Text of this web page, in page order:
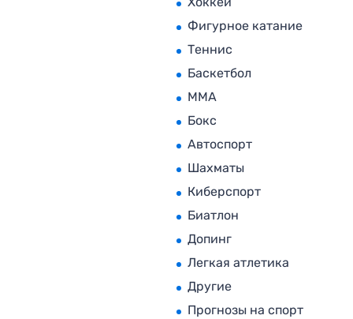
Фигурное катание
Теннис
Баскетбол
MMA
Бокс
Автоспорт
Шахматы
Киберспорт
Биатлон
Допинг
Легкая атлетика
Другие
Прогнозы на спорт